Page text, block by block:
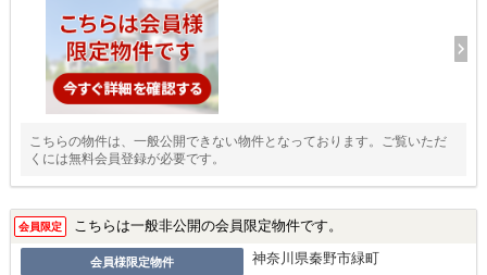
こちらの物件は、一般公開できない物件となっております。ご覧いただ
くには無料会員登録が必要です。
会員限定 こちらは一般非公開の会員限定物件です。
会員様限定物件 神奈川県秦野市緑町